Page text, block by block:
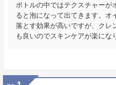
ボトルの中ではテクスチャーが
ると泡になって出てきます。オ
落とす効果が高いですが、クレ
も良いのでスキンケアが楽にな